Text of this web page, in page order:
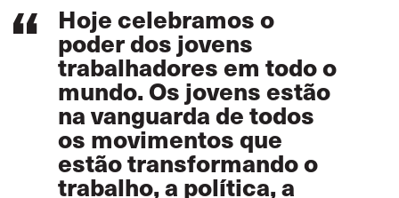
Hoje celebramos o
poder dos jovens
trabalhadores em todo o
mundo. Os jovens estão
na vanguarda de todos
os movimentos que
estão transformando o
trabalho, a política, a